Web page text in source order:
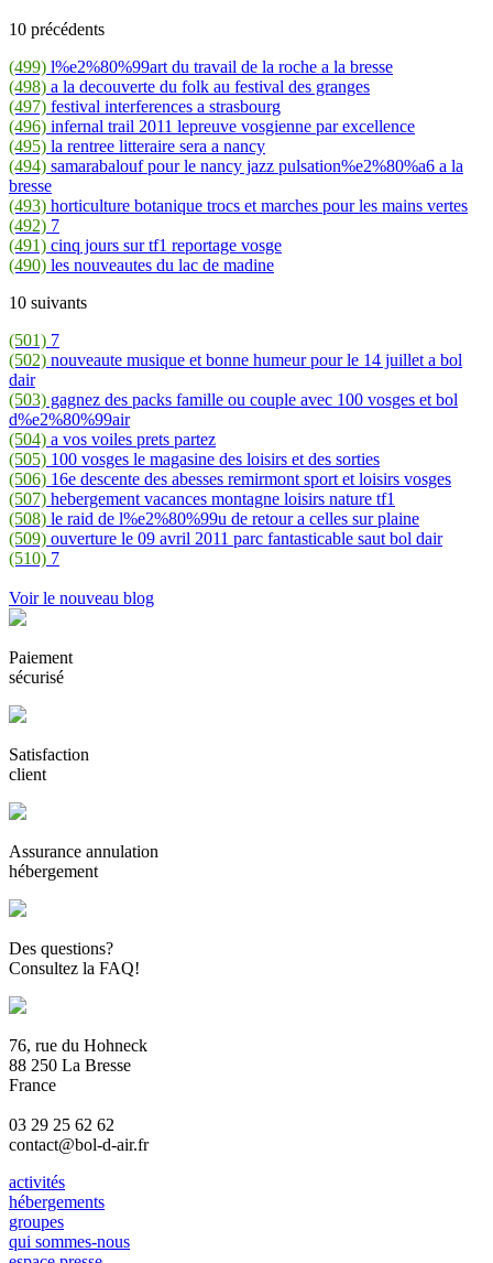
10 précédents
(499) l%e2%80%99art du travail de la roche a la bresse
(498) a la decouverte du folk au festival des granges
(497) festival interferences a strasbourg
(496) infernal trail 2011 lepreuve vosgienne par excellence
(495) la rentree litteraire sera a nancy
(494) samarabalouf pour le nancy jazz pulsation%e2%80%a6 a la
bresse
(493) horticulture botanique trocs et marches pour les mains vertes
(492) 7
(491) cinq jours sur tf1 reportage vosge
(490) les nouveautes du lac de madine
10 suivants
(501) 7
(502) nouveaute musique et bonne humeur pour le 14 juillet a bol
dair
(503) gagnez des packs famille ou couple avec 100 vosges et bol
d%e2%80%99air
(504) a vos voiles prets partez
(505) 100 vosges le magasine des loisirs et des sorties
(506) 16e descente des abesses remirmont sport et loisirs vosges
(507) hebergement vacances montagne loisirs nature tf1
(508) le raid de l%e2%80%99u de retour a celles sur plaine
(509) ouverture le 09 avril 2011 parc fantasticable saut bol dair
(510) 7
Voir le nouveau blog
Paiement
sécurisé
Satisfaction
client
Assurance annulation
hébergement
Des questions?
Consultez la FAQ!
76, rue du Hohneck
88 250 La Bresse
France
03 29 25 62 62
contact@bol-d-air.fr
activités
hébergements
groupes
qui sommes-nous